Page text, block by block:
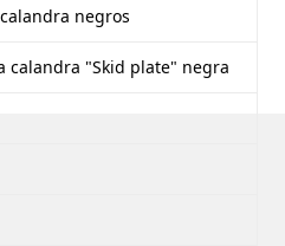
negros
calandra "Skid plate" negra